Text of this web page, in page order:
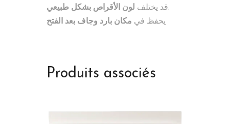
قد يختلف لون الأقراص بشكل طبيعي
.
يحفظ في مكان بارد وجاف بعد الفتح
Produits associés